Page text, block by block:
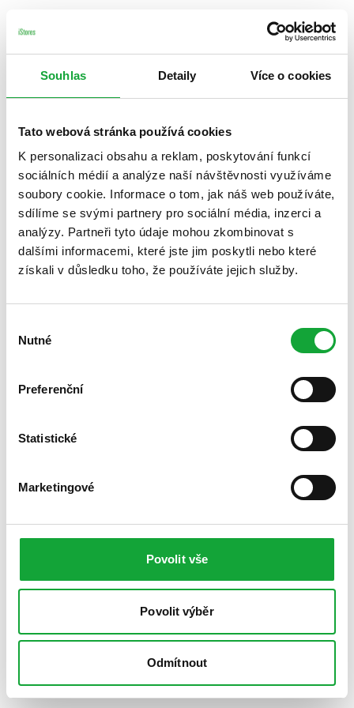
Souhlas Detaily Více o cookies
Tato webová stránka používá cookies
K personalizaci obsahu a reklam, poskytování funkcí
sociálních médií a analýze naší návštěvnosti využíváme
soubory cookie. Informace o tom, jak náš web používáte,
sdílíme se svými partnery pro sociální média, inzerci a
analýzy. Partneři tyto údaje mohou zkombinovat s
dalšími informacemi, které jste jim poskytli nebo které
získali v důsledku toho, že používáte jejich služby.
souhlasu
Nutné
Preferenční
Statistické
Marketingové
Povolit vše
Povolit výběr
Odmítnout